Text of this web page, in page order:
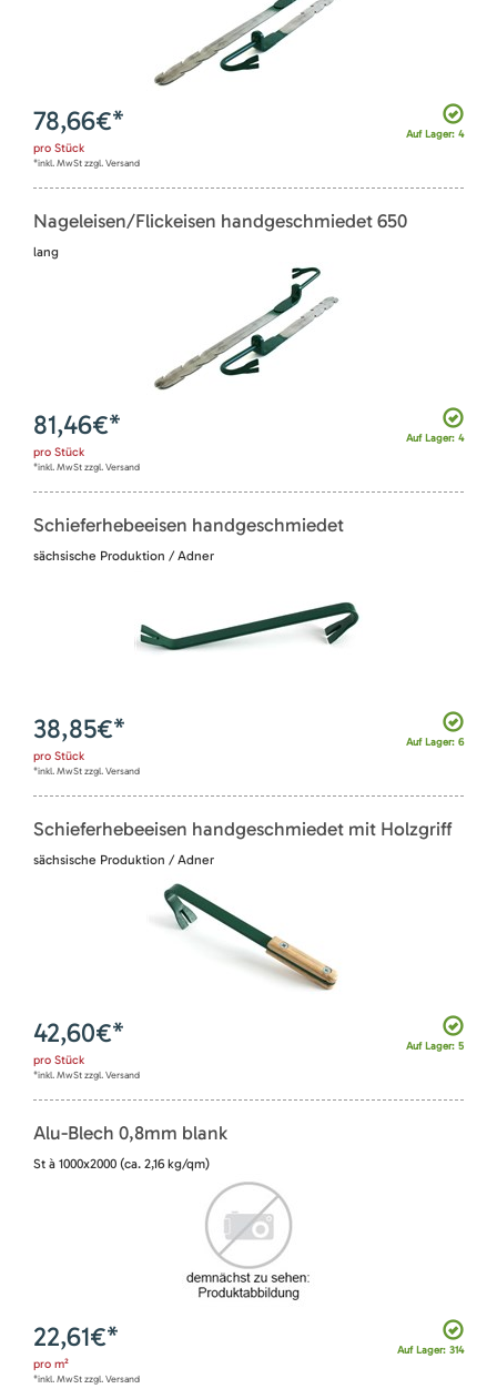
Auf Lager: 4
78,66€*
pro Stück
*inkl. MwSt zzgl. Versand
Nageleisen/Flickeisen handgeschmiedet 650
lang
Auf Lager: 4
81,46€*
pro Stück
*inkl. MwSt zzgl. Versand
Schieferhebeeisen handgeschmiedet
sächsische Produktion / Adner
Auf Lager: 6
38,85€*
pro Stück
*inkl. MwSt zzgl. Versand
Schieferhebeeisen handgeschmiedet mit Holzgriff
sächsische Produktion / Adner
Auf Lager: 5
42,60€*
pro Stück
*inkl. MwSt zzgl. Versand
Alu-Blech 0,8mm blank
St à 1000x2000 (ca. 2,16 kg/qm)
Auf Lager: 314
22,61€*
pro m²
*inkl. MwSt zzgl. Versand